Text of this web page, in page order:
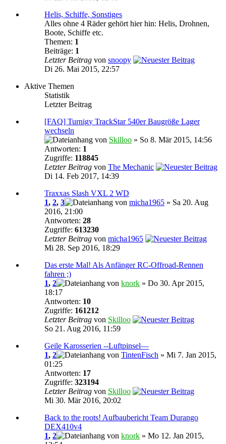
Helis, Schiffe, Sonstiges
Alles ohne 4 Räder gehört hier hin: Helis, Drohnen,
Boote, Schiffe etc.
Themen: 1
Beiträge: 1
Letzter Beitrag von snoopy
Di 26. Mai 2015, 22:57
Aktive Themen
Statistik
Letzter Beitrag
[FAQ] Turnigy TrackStar 540er Baugröße Lager
wechseln
von Skilloo » So 8. Mär 2015, 14:56
Antworten: 1
Zugriffe: 118845
Letzter Beitrag von The Mechanic
Di 14. Feb 2017, 14:39
Traxxas Slash VXL 2 WD
1, 2, 3 von micha1965 » Sa 20. Aug
2016, 21:00
Antworten: 28
Zugriffe: 613230
Letzter Beitrag von micha1965
Mi 28. Sep 2016, 18:29
Das erste Mal! Als Anfänger RC-Offroad-Rennen
fahren ;)
1, 2 von knork » Do 30. Apr 2015,
18:17
Antworten: 10
Zugriffe: 161212
Letzter Beitrag von Skilloo
So 21. Aug 2016, 11:59
Geile Karosserien --Luftpinsel—
1, 2 von TintenFisch » Mi 7. Jan 2015,
01:25
Antworten: 17
Zugriffe: 323194
Letzter Beitrag von Skilloo
Mi 30. Mär 2016, 20:02
Back to the roots! Aufbaubericht Team Durango
DEX410v4
1, 2 von knork » Mo 12. Jan 2015,